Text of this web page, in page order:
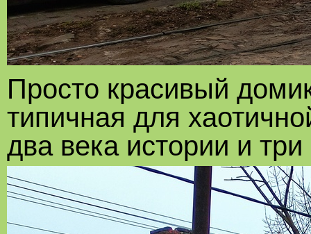
Просто красивый
типичная для
два века истории и